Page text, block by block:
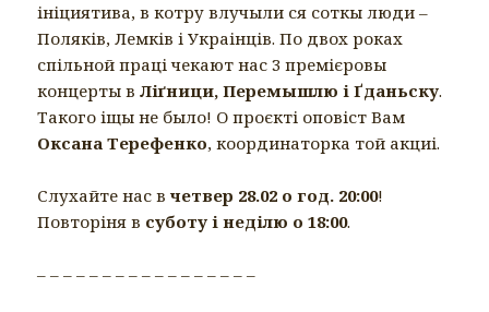
ініциятива, в котру влучыли ся соткы люди –
Поляків, Лемків і Украінців. По двох роках
спільной праці чекают нас 3 премієровы
концерты вЛіґници, Перемышлю і Ґданьску.
Такого іщы не было! О проєкті оповіст Вам
Оксана Терефенко, координаторка той акциі.
Слухайте нас вчетвер 28.02 о год. 20:00!
Повторіня в суботу і неділю о 18:00.
– – – – – – – – – – – – – – – – –